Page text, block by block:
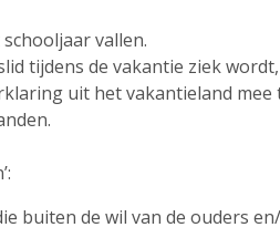
vallen.
tijdens de vakantie ziek
uit het vakantieland mee
buiten de wil van de ouders